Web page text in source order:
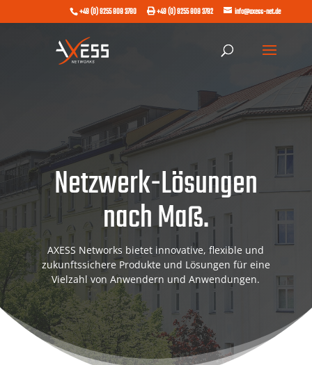
+49 (0) 9255 808 3780 +49 (0) 9255 808 3782 info@axess-net.de
Netzwerk-Lösungen
nach Maß.
AXESS Networks bietet innovative, flexible und
zukunftssichere Produkte und Lösungen für eine
Vielzahl von Anwendern und Anwendungen.